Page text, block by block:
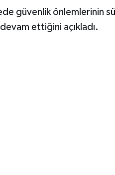
güvenlik önlemlerinin
ettiğini açıkladı.